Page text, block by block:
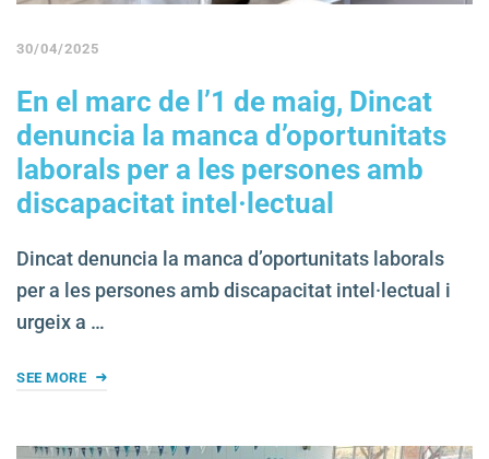
30/04/2025
En el marc de l’1 de maig, Dincat
denuncia la manca d’oportunitats
laborals per a les persones amb
discapacitat intel·lectual
Dincat denuncia la manca d’oportunitats laborals
per a les persones amb discapacitat intel·lectual i
urgeix a …
SEE MORE